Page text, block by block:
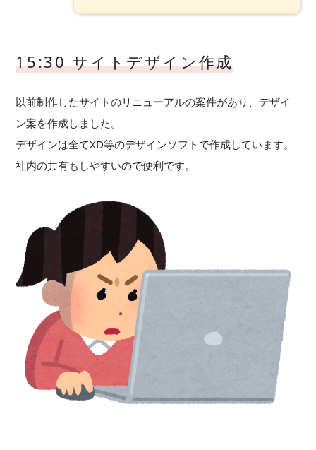
15:30 サイトデザイン作成
以前制作したサイトのリニューアルの案件があり、デザイ
ン案を作成しました。
デザインは全てXD等のデザインソフトで作成しています。
社内の共有もしやすいので便利です。